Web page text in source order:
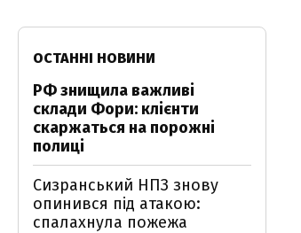
ОСТАННІ НОВИНИ
РФ знищила важливі
склади Фори: клієнти
скаржаться на порожні
полиці
Сизранський НПЗ знову
опинився під атакою:
спалахнула пожежа